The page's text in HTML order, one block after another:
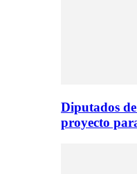
Diputados
proyecto